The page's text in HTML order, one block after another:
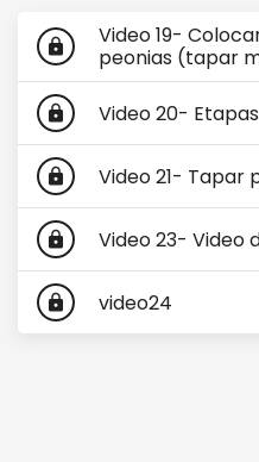
lock
Video 19-
peonias (tapar
lock Video 20-
lock Video 21- Tapar
lock Video 23- Video
lock video24